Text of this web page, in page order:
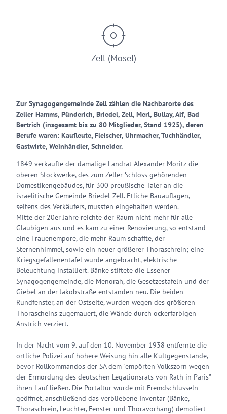
Zell (Mosel)
Zur Synagogengemeinde Zell zählen die Nachbarorte des
Zeller Hamms, Pünderich, Briedel, Zell, Merl, Bullay, Alf, Bad
Bertrich (insgesamt bis zu 80 Mitglieder, Stand 1925), deren
Berufe waren: Kaufleute, Fleischer, Uhrmacher, Tuchhändler,
Gastwirte, Weinhändler, Schneider.
1849 verkaufte der damalige Landrat Alexander Moritz die
oberen Stockwerke, des zum Zeller Schloss gehörenden
Domestikengebäudes, für 300 preußische Taler an die
israelitische Gemeinde Briedel-Zell. Etliche Bauauflagen,
seitens des Verkäufers, mussten eingehalten werden.
Mitte der 20er Jahre reichte der Raum nicht mehr für alle
Gläubigen aus und es kam zu einer Renovierung, so entstand
eine Frauenempore, die mehr Raum schaffte, der
Sternenhimmel, sowie ein neuer größerer Thoraschrein; eine
Kriegsgefallenentafel wurde angebracht, elektrische
Beleuchtung installiert. Bänke stiftete die Essener
Synagogengemeinde, die Menorah, die Gesetzestafeln und der
Giebel an der Jakobstraße entstanden neu. Die beiden
Rundfenster, an der Ostseite, wurden wegen des größeren
Thorascheins zugemauert, die Wände durch ockerfarbigen
Anstrich verziert.
In der Nacht vom 9. auf den 10. November 1938 entfernte die
örtliche Polizei auf höhere Weisung hin alle Kultgegenstände,
bevor Rollkommandos der SA dem "empörten Volkszorn wegen
der Ermordung des deutschen Legationsrats von Rath in Paris"
ihren Lauf ließen. Die Portaltür wurde mit Fremdschlüsseln
geöffnet, anschließend das verbliebene Inventar (Bänke,
Thoraschrein, Leuchter, Fenster und Thoravorhang) demoliert